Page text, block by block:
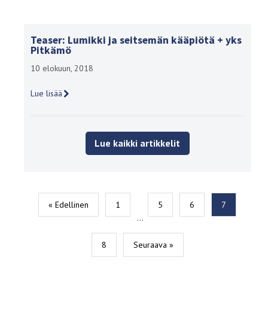
Teaser: Lumikki ja seitsemän kääpiötä + yks
Pitkämö
10 elokuun, 2018
Lue lisää
Lue kaikki artikkelit
« Edellinen
1
…
5 6 7
8 Seuraava »